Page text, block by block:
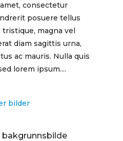
consectetur
posuere tellus
magna vel
diam sagittis urna,
ac mauris. Nulla quis
lorem ipsum....